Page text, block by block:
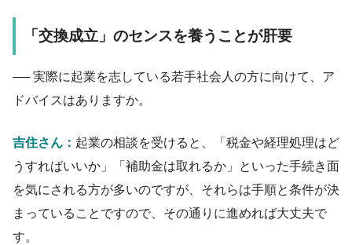
「交換成立」のセンスを養うことが肝要
── 実際に起業を志している若手社会人の方に向けて、ア
ドバイスはありますか。
吉住さん： 起業の相談を受けると、「税金や経理処理はど
うすればいいか」「補助金は取れるか」といった手続き面
を気にされる方が多いのですが、それらは手順と条件が決
まっていることですので、その通りに進めれば大丈夫で
す。